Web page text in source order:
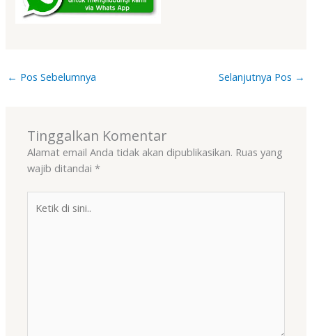
← Pos Sebelumnya Selanjutnya Pos →
Tinggalkan Komentar
Alamat email Anda tidak akan dipublikasikan. Ruas yang
wajib ditandai*